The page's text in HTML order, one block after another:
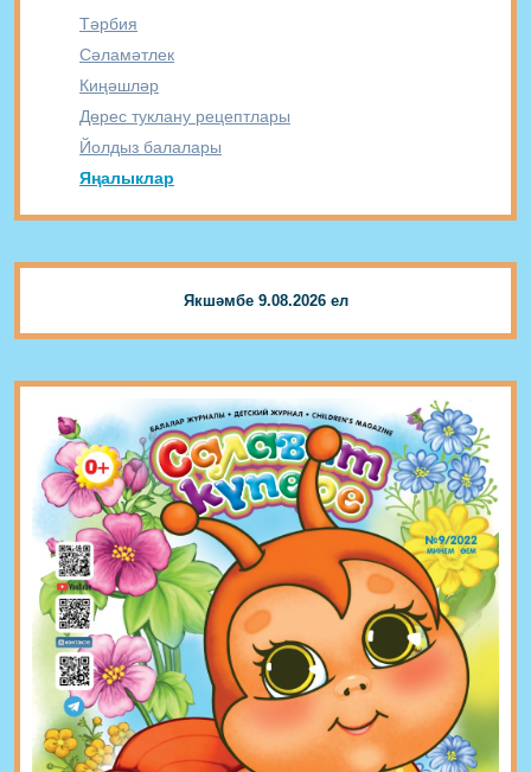
Тәрбия
Сәламәтлек
Киңәшләр
Дөрес туклану рецептлары
Йолдыз балалары
Яңалыклар
Якшәмбе 9.08.2026 ел